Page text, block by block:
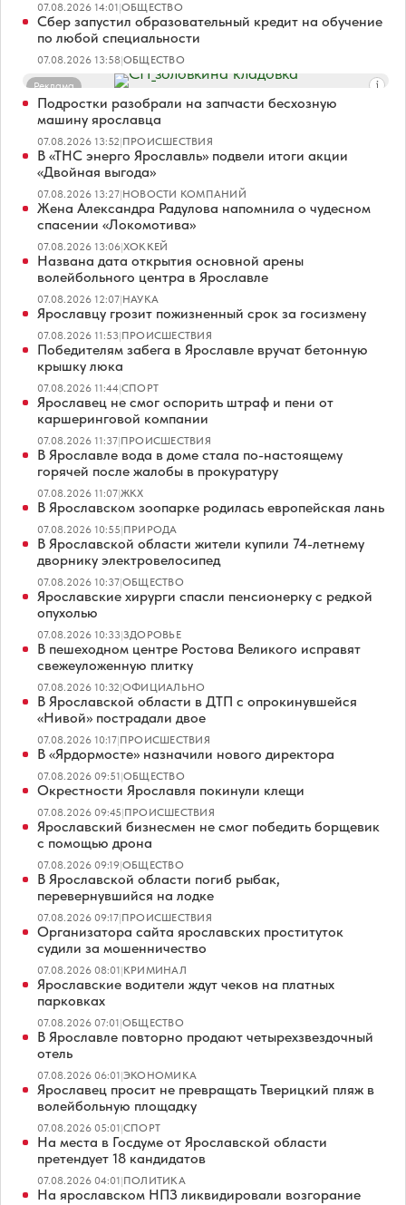
07.08.2026 14:01|ОБЩЕСТВО
Сбер запустил образовательный кредит на обучение
по любой специальности
07.08.2026 13:58|ОБЩЕСТВО
Реклама
Подростки разобрали на запчасти бесхозную
машину ярославца
07.08.2026 13:52|ПРОИСШЕСТВИЯ
В «ТНС энерго Ярославль» подвели итоги акции
«Двойная выгода»
07.08.2026 13:27|НОВОСТИ КОМПАНИЙ
Жена Александра Радулова напомнила о чудесном
спасении «Локомотива»
07.08.2026 13:06|ХОККЕЙ
Названа дата открытия основной арены
волейбольного центра в Ярославле
07.08.2026 12:07|НАУКА
Ярославцу грозит пожизненный срок за госизмену
07.08.2026 11:53|ПРОИСШЕСТВИЯ
Победителям забега в Ярославле вручат бетонную
крышку люка
07.08.2026 11:44|СПОРТ
Ярославец не смог оспорить штраф и пени от
каршеринговой компании
07.08.2026 11:37|ПРОИСШЕСТВИЯ
В Ярославле вода в доме стала по-настоящему
горячей после жалобы в прокуратуру
07.08.2026 11:07|ЖКХ
В Ярославском зоопарке родилась европейская лань
07.08.2026 10:55|ПРИРОДА
В Ярославской области жители купили 74-летнему
дворнику электровелосипед
07.08.2026 10:37|ОБЩЕСТВО
Ярославские хирурги спасли пенсионерку с редкой
опухолью
07.08.2026 10:33|ЗДОРОВЬЕ
В пешеходном центре Ростова Великого исправят
свежеуложенную плитку
07.08.2026 10:32|ОФИЦИАЛЬНО
В Ярославской области в ДТП с опрокинувшейся
«Нивой» пострадали двое
07.08.2026 10:17|ПРОИСШЕСТВИЯ
В «Ярдормосте» назначили нового директора
07.08.2026 09:51|ОБЩЕСТВО
Окрестности Ярославля покинули клещи
07.08.2026 09:45|ПРОИСШЕСТВИЯ
Ярославский бизнесмен не смог победить борщевик
с помощью дрона
07.08.2026 09:19|ОБЩЕСТВО
В Ярославской области погиб рыбак,
перевернувшийся на лодке
07.08.2026 09:17|ПРОИСШЕСТВИЯ
Организатора сайта ярославских проституток
судили за мошенничество
07.08.2026 08:01|КРИМИНАЛ
Ярославские водители ждут чеков на платных
парковках
07.08.2026 07:01|ОБЩЕСТВО
В Ярославле повторно продают четырехзвездочный
отель
07.08.2026 06:01|ЭКОНОМИКА
Ярославец просит не превращать Тверицкий пляж в
волейбольную площадку
07.08.2026 05:01|СПОРТ
На места в Госдуме от Ярославской области
претендует 18 кандидатов
07.08.2026 04:01|ПОЛИТИКА
На ярославском НПЗ ликвидировали возгорание